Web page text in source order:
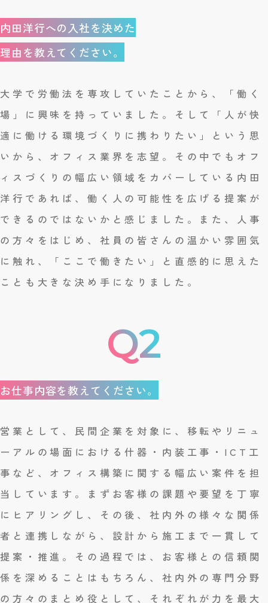
内田洋行への入社を決めた
理由を教えてください。
大学で労働法を専攻していたことから、「働く
場」に興味を持っていました。そして「人が快
適に働ける環境づくりに携わりたい」という思
いから、オフィス業界を志望。その中でもオフ
ィスづくりの幅広い領域をカバーしている内田
洋行であれば、働く人の可能性を広げる提案が
できるのではないかと感じました。また、人事
の方々をはじめ、社員の皆さんの温かい雰囲気
に触れ、「ここで働きたい」と直感的に思えた
ことも大きな決め手になりました。
お仕事内容を教えてください。
営業として、民間企業を対象に、移転やリニュ
ーアルの場面における什器・内装工事・ICT工
事など、オフィス構築に関する幅広い案件を担
当しています。まずお客様の課題や要望を丁寧
にヒアリングし、その後、社内外の様々な関係
者と連携しながら、設計から施工まで一貫して
提案・推進。その過程では、お客様との信頼関
係を深めることはもちろん、社内外の専門分野
の方々のまとめ役として、それぞれが力を最大